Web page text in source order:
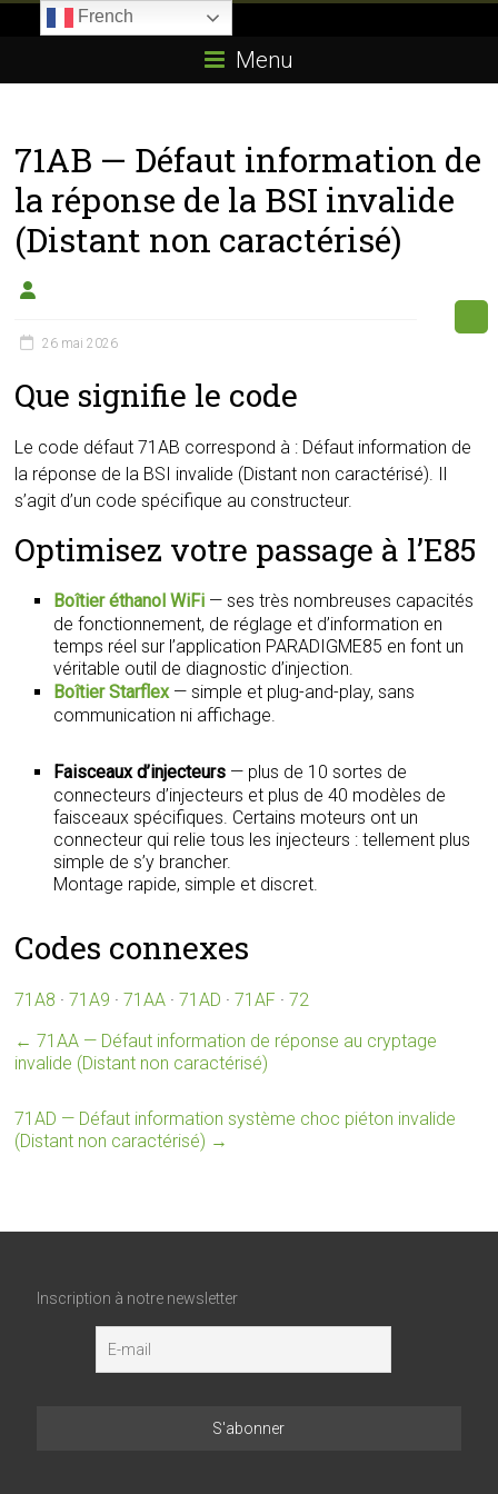
E85.com
passion
du
boîtier
éthanol
Menu
71AB — Défaut information de
la réponse de la BSI invalide
(Distant non caractérisé)
26 mai 2026
Que signifie le code
Le code défaut 71AB correspond à : Défaut information de
la réponse de la BSI invalide (Distant non caractérisé). Il
s’agit d’un code spécifique au constructeur.
Optimisez votre passage à l’E85
Boîtier éthanol WiFi — ses très nombreuses capacités
de fonctionnement, de réglage et d’information en
temps réel sur l’application PARADIGME85 en font un
véritable outil de diagnostic d’injection.
Boîtier Starflex— simple et plug-and-play, sans
communication ni affichage.
Faisceaux d’injecteurs — plus de 10 sortes de
connecteurs d’injecteurs et plus de 40 modèles de
faisceaux spécifiques. Certains moteurs ont un
connecteur qui relie tous les injecteurs : tellement plus
simple de s’y brancher.
Montage rapide, simple et discret.
Codes connexes
71A8 ·71A9 ·71AA ·71AD ·71AF ·72
← 71AA — Défaut information de réponse au cryptage
invalide (Distant non caractérisé)
71AD — Défaut information système choc piéton invalide
(Distant non caractérisé) →
Inscription à notre newsletter
French